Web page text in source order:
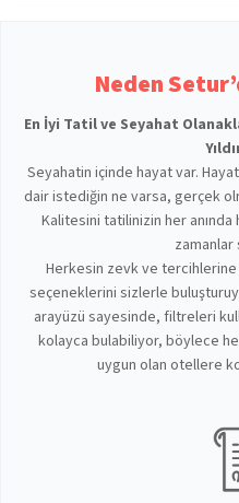
Neden
En İyi Tatil ve Seyahat
Seyahatin içinde hayat var.
dair istediğin ne varsa, gerçek
Kalitesini tatilinizin her
Herkesin zevk ve
seçeneklerini sizlerle
arayüzü sayesinde, filtreleri
kolayca bulabiliyor, böylece
uygun olan otellere